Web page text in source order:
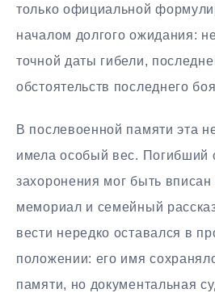
только официальной
началом долгого ожидания:
точной даты гибели,
обстоятельств последнего
В послевоенной памяти эта
имела особый вес. Погибший
захоронения мог быть
мемориал и семейный
вести нередко оставался в
положении: его имя
памяти, но документальная